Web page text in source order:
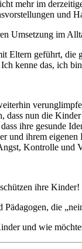
mehr im
und
Umsetzung im
Eltern geführt, die
kenne das, ich
dass nun die
ihre gesunde
und ihrem eigenen
Kontrolle und
ihre Kinder!
die
und wie